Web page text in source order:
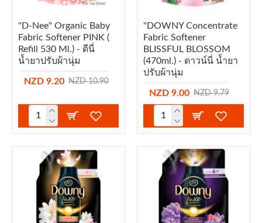
"D-Nee" Organic Baby
Fabric Softener PINK (
Refill 530 Ml.) - ดีนี่
น้ำยาปรับผ้านุ่ม
NZD 9.20 NZD 10.90
"DOWNY Concentrate
Fabric Softener
BLISSFUL BLOSSOM
(470ml.) - ดาวน์นี่ น้ำยา
ปรับผ้านุ่ม
NZD 9.00 NZD 9.79